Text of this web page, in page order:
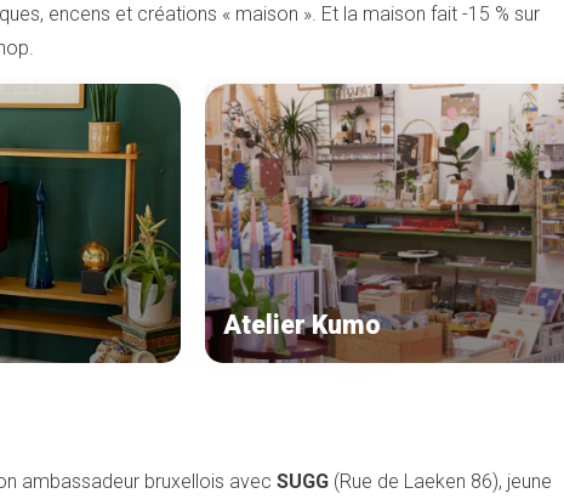
encens et créations « maison ». Et la maison fait -15 % sur
Atelier Kumo
ambassadeur bruxellois avecSUGG (Rue de Laeken 86), jeune